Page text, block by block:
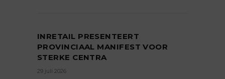
INRETAIL PRESENTEERT
PROVINCIAAL MANIFEST VOOR
STERKE CENTRA
29 juli 2026